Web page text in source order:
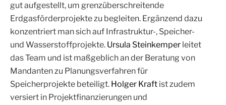
gut aufgestellt, um grenzüberschreitende
Erdgasförderprojekte zu begleiten. Ergänzend dazu
konzentriert man sich auf Infrastruktur-, Speicher-
und Wasserstoffprojekte. Ursula Steinkemper leitet
das Team und ist maßgeblich an der Beratung von
Mandanten zu Planungsverfahren für
Speicherprojekte beteiligt. Holger Kraft ist zudem
versiert in Projektfinanzierungen und